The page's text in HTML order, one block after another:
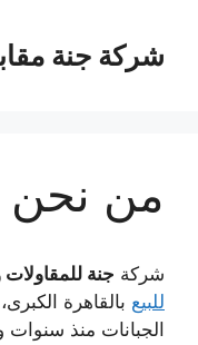
المحتوىشركة جنة
من نحن
شركة جنة للمقاولات
للبيع بالقاهرة
الجبانات منذ